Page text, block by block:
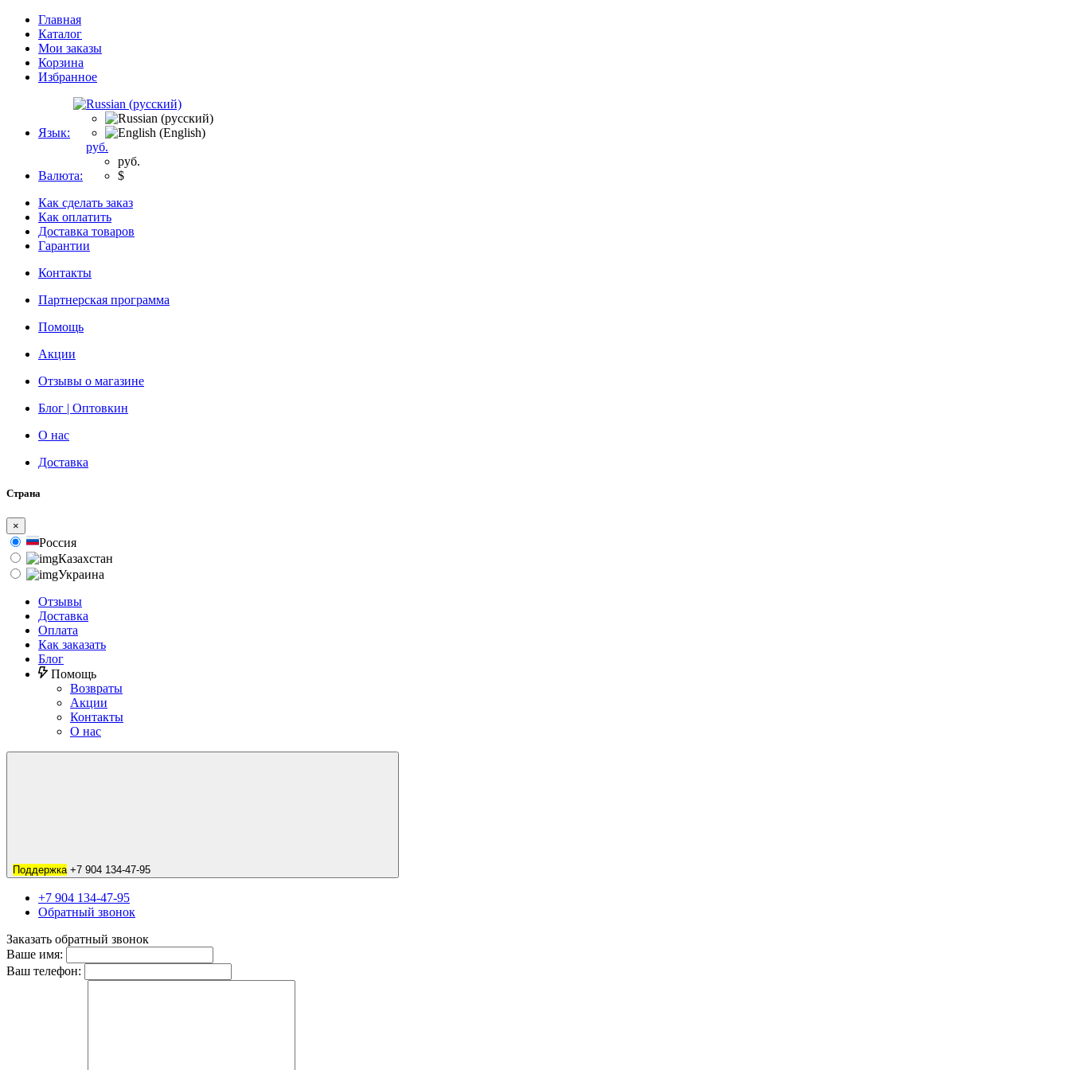
Главная
Каталог
Мои заказы
Корзина
Избранное
Язык:
Валюта:
руб.
руб.
$
Как сделать заказ
Как оплатить
Доставка товаров
Гарантии
Контакты
Партнерская программа
Помощь
Акции
Отзывы о магазине
Блог | Оптовкин
О нас
Доставка
Страна
×
Россия
Казахстан
Украина
Отзывы
Доставка
Оплата
Как заказать
Блог
Помощь
Возвраты
Акции
Контакты
О нас
Поддержка+7 904 134-47-95
+7 904 134-47-95
Обратный звонок
Заказать обратный звонок
Ваше имя:
Ваш телефон: